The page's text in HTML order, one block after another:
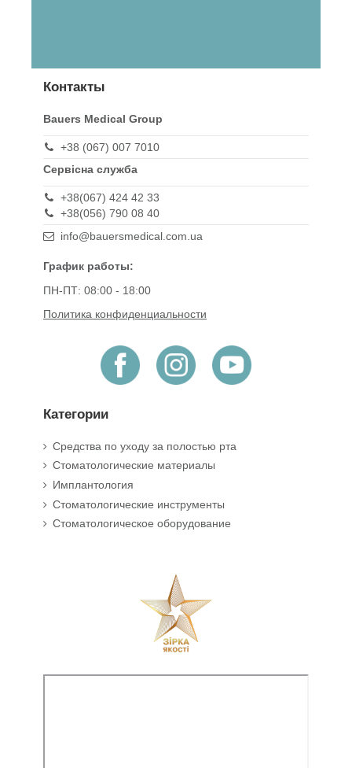
Контакты
Bauers Medical Group
+38 (067) 007 7010
Сервісна служба
+38(067) 424 42 33
+38(056) 790 08 40
info@bauersmedical.com.ua
График работы:
ПН-ПТ: 08:00 - 18:00
Политика конфиденциальности
Категории
Средства по уходу за полостью рта
Стоматологические материалы
Имплантология
Стоматологические инструменты
Стоматологическое оборудование